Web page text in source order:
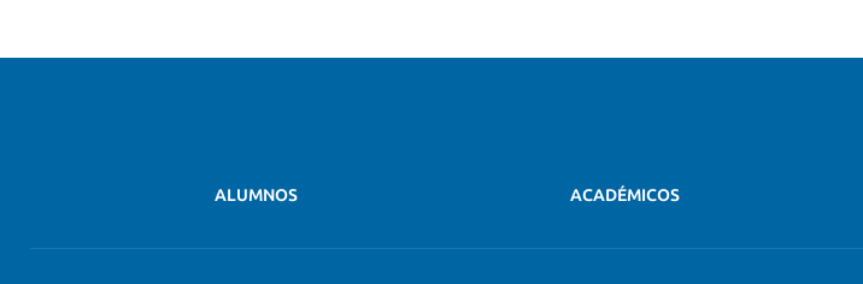
ALUMNOS ACADÉMICOS